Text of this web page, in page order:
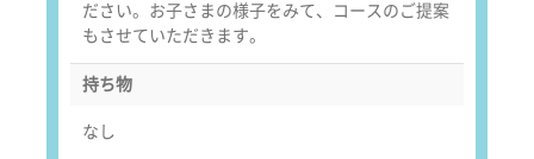
ださい。お子さまの様子をみて、コースのご提案
もさせていただきます。
持ち物
なし